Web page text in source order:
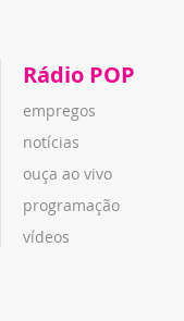
Rádio POP
empregos
notícias
ouça ao vivo
programação
vídeos